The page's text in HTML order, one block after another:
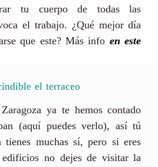
tu cuerpo de todas las
el trabajo. ¿Qué mejor día
que este? Más info en este
el terraceo
ya te hemos contado
(aquí puedes verlo), así tú
muchas sí, pero si eres
edificios no dejes de visitar la